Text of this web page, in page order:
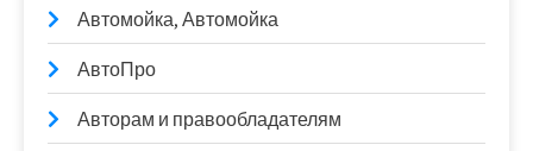
Автомойка, Автомойка
АвтоПро
Авторам и правообладателям